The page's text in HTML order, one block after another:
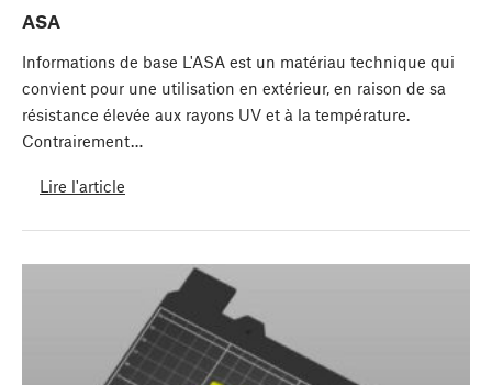
ASA
Informations de base L'ASA est un matériau technique qui
convient pour une utilisation en extérieur, en raison de sa
résistance élevée aux rayons UV et à la température.
Contrairement…
Lire l'article